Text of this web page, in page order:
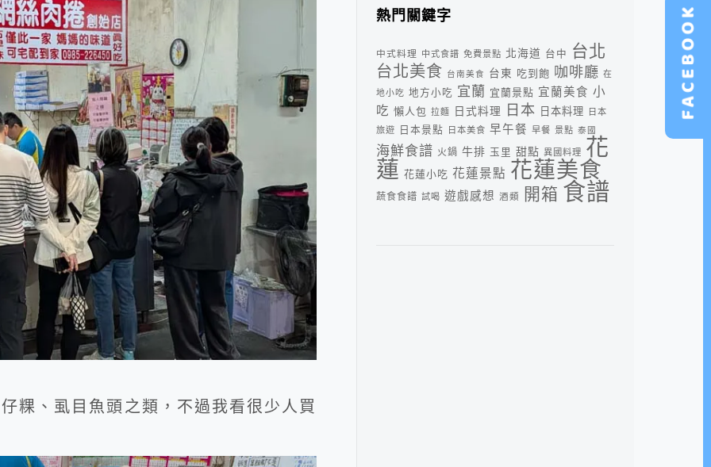
粿、虱目魚頭之類，不過我看很少人買
熱門關鍵字
中式料理 中式食譜 免費景點 北海道 台中 台北
台北美食 台南美食 台東 吃到飽 咖啡廳 在
地小吃 地方小吃 宜蘭 宜蘭景點 宜蘭美食 小
吃 懶人包 拉麵 日式料理 日本 日本料理
日本
旅遊
日本景點 日本美食 早午餐 早餐 景點 泰國
海鮮食譜 火鍋 牛排 玉里 甜點 異國料理 花
蓮 花蓮小吃 花蓮景點 花蓮美食
蔬食食譜 試喝 遊戲感想 酒類 開箱 食譜